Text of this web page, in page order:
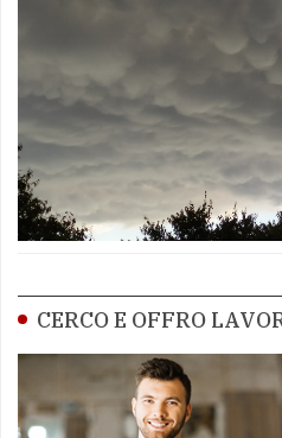
CERCO E OFFRO